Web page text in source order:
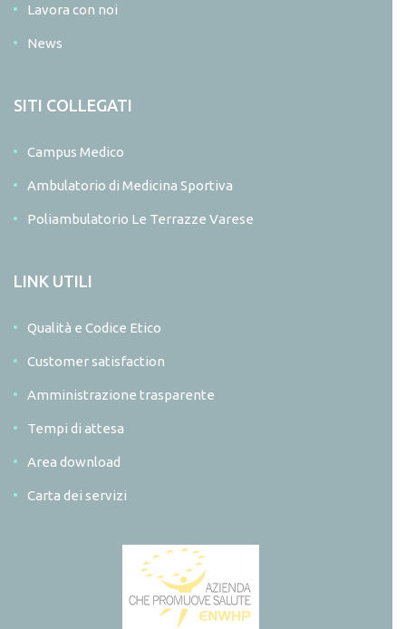
Lavora con noi
News
SITI COLLEGATI
Campus Medico
Ambulatorio di Medicina Sportiva
Poliambulatorio Le Terrazze Varese
LINK UTILI
Qualità e Codice Etico
Customer satisfaction
Amministrazione trasparente
Tempi di attesa
Area download
Carta dei servizi